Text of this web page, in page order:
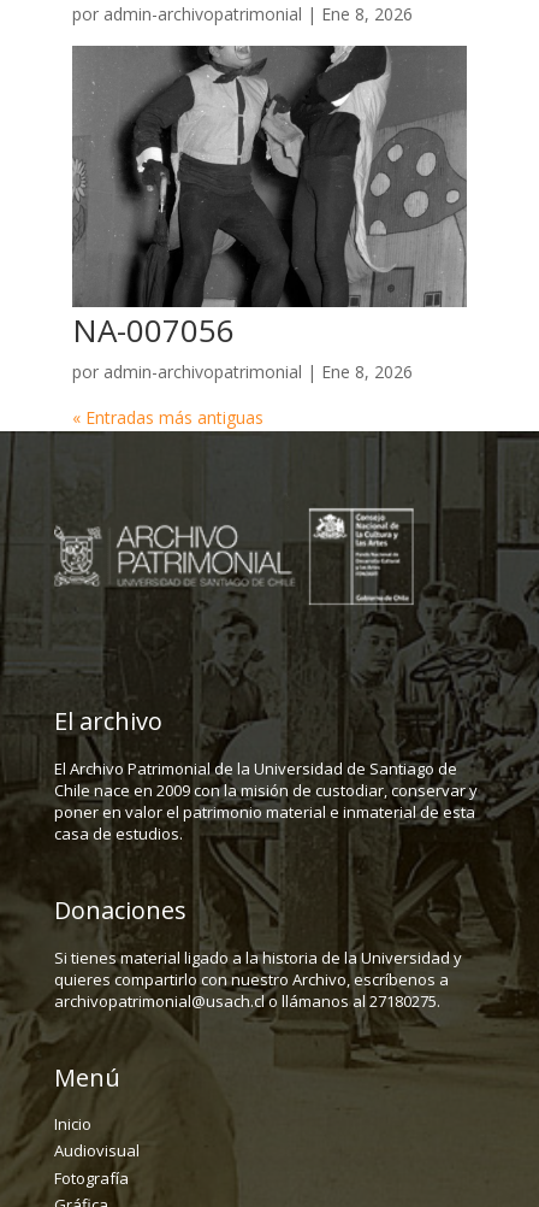
por admin-archivopatrimonial | Ene 8, 2026
NA-007056
por admin-archivopatrimonial | Ene 8, 2026
« Entradas más antiguas
El archivo
El Archivo Patrimonial de la Universidad de Santiago de
Chile nace en 2009 con la misión de custodiar, conservar y
poner en valor el patrimonio material e inmaterial de esta
casa de estudios.
Donaciones
Si tienes material ligado a la historia de la Universidad y
quieres compartirlo con nuestro Archivo, escríbenos a
archivopatrimonial@usach.cl o llámanos al 27180275.
Menú
Inicio
Audiovisual
Fotografía